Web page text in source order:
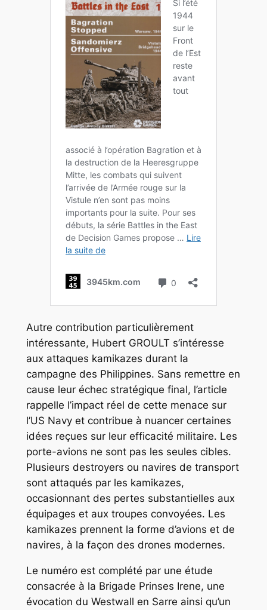
Autre contribution particulièrement
intéressante, Hubert GROULT s’intéresse
aux attaques kamikazes durant la
campagne des Philippines. Sans remettre en
cause leur échec stratégique final, l’article
rappelle l’impact réel de cette menace sur
l’US Navy et contribue à nuancer certaines
idées reçues sur leur efficacité militaire. Les
porte-avions ne sont pas les seules cibles.
Plusieurs destroyers ou navires de transport
sont attaqués par les kamikazes,
occasionnant des pertes substantielles aux
équipages et aux troupes convoyées. Les
kamikazes prennent la forme d’avions et de
navires, à la façon des drones modernes.
Le numéro est complété par une étude
consacrée à la Brigade Prinses Irene, une
évocation du Westwall en Sarre ainsi qu’un